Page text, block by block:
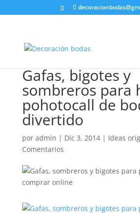
Gafas, bigotes y
sombreros para
pohotocall de
divertido
por admin | Dic 3, 2014| Ideas
Comentarios